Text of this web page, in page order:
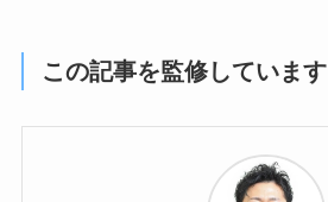
この記事を監修しています